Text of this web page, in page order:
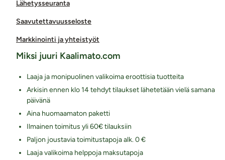
Lähetysseuranta
Saavutettavuusseloste
Markkinointi ja yhteistyöt
Miksi juuri Kaalimato.com
Laaja ja monipuolinen valikoima eroottisia tuotteita
Arkisin ennen klo 14 tehdyt tilaukset lähetetään vielä samana
päivänä
Aina huomaamaton paketti
Ilmainen toimitus yli 60€ tilauksiin
Paljon joustavia toimitustapoja alk. 0 €
Laaja valikoima helppoja maksutapoja